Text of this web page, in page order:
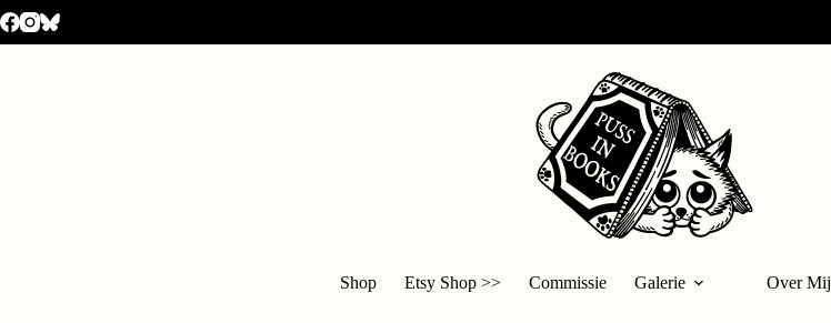
Shop Etsy Shop >> Commissie Galerie Over Mij